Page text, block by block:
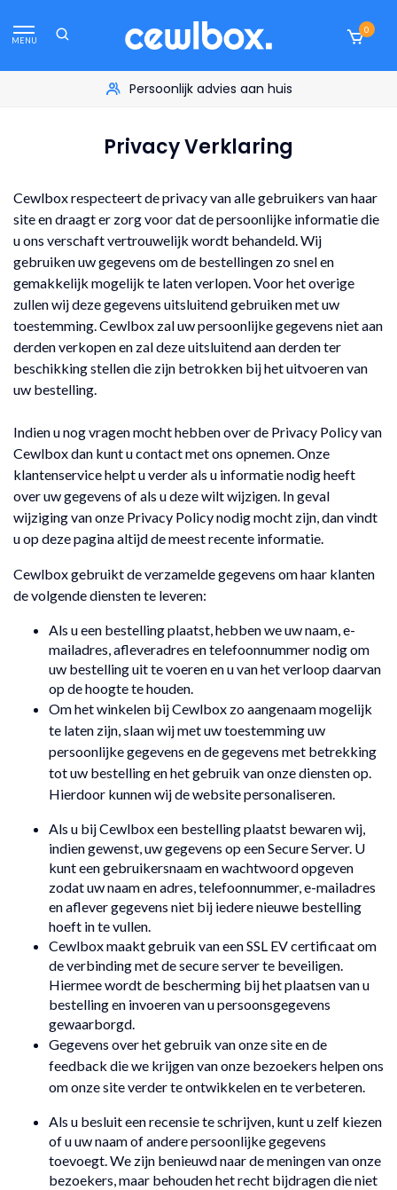
MENU
0
Persoonlijk advies aan huis
Privacy Verklaring
Cewlbox respecteert de privacy van alle gebruikers van haar
site en draagt er zorg voor dat de persoonlijke informatie die
u ons verschaft vertrouwelijk wordt behandeld. Wij
gebruiken uw gegevens om de bestellingen zo snel en
gemakkelijk mogelijk te laten verlopen. Voor het overige
zullen wij deze gegevens uitsluitend gebruiken met uw
toestemming. Cewlbox zal uw persoonlijke gegevens niet aan
derden verkopen en zal deze uitsluitend aan derden ter
beschikking stellen die zijn betrokken bij het uitvoeren van
uw bestelling.
Indien u nog vragen mocht hebben over de Privacy Policy van
Cewlbox dan kunt u contact met ons opnemen. Onze
klantenservice helpt u verder als u informatie nodig heeft
over uw gegevens of als u deze wilt wijzigen. In geval
wijziging van onze Privacy Policy nodig mocht zijn, dan vindt
u op deze pagina altijd de meest recente informatie.
Cewlbox gebruikt de verzamelde gegevens om haar klanten
de volgende diensten te leveren:
Als u een bestelling plaatst, hebben we uw naam, e-
mailadres, afleveradres en telefoonnummer nodig om
uw bestelling uit te voeren en u van het verloop daarvan
op de hoogte te houden.
Om het winkelen bij Cewlbox zo aangenaam mogelijk
te laten zijn, slaan wij met uw toestemming uw
persoonlijke gegevens en de gegevens met betrekking
tot uw bestelling en het gebruik van onze diensten op.
Hierdoor kunnen wij de website personaliseren.
Als u bij Cewlbox een bestelling plaatst bewaren wij,
indien gewenst, uw gegevens op een Secure Server. U
kunt een gebruikersnaam en wachtwoord opgeven
zodat uw naam en adres, telefoonnummer, e-mailadres
en aflever gegevens niet bij iedere nieuwe bestelling
hoeft in te vullen.
Cewlbox maakt gebruik van een SSL EV certificaat om
de verbinding met de secure server te beveiligen.
Hiermee wordt de bescherming bij het plaatsen van u
bestelling en invoeren van u persoonsgegevens
gewaarborgd.
Gegevens over het gebruik van onze site en de
feedback die we krijgen van onze bezoekers helpen ons
om onze site verder te ontwikkelen en te verbeteren.
Als u besluit een recensie te schrijven, kunt u zelf kiezen
of u uw naam of andere persoonlijke gegevens
toevoegt. We zijn benieuwd naar de meningen van onze
bezoekers, maar behouden het recht bijdragen die niet